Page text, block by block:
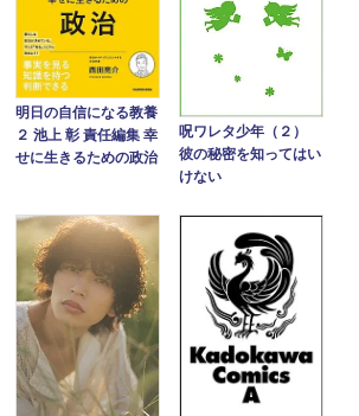
明日の自信になる教養
２ 池上 彰 責任編集 幸
せに生きるための政治
呪ワレタ少年（２）
彼の秘密を知ってはい
けない